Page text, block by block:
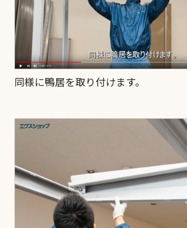
同様に鴨居を取り付けます。